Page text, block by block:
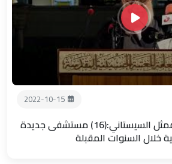
2022-10-15
افتتاح مركز الحياة : ممثل السيستاني:(16) مستشفى جديدة
خلال السنوات المقبلة